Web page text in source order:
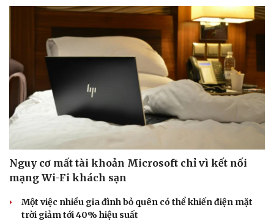
Phòng mạch online
Ăn sạch sống khỏe
Nguy cơ mất tài khoản Microsoft chỉ vì kết nối
mạng Wi-Fi khách sạn
Một việc nhiều gia đình bỏ quên có thể khiến điện mặt
trời giảm tới 40% hiệu suất